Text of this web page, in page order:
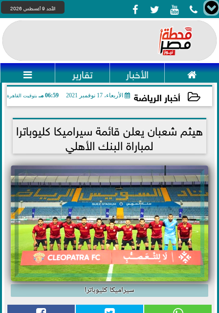
    الأحد 9 أغسطس 2026
 الأخبار تقارير 
أخبار الرياضة الأربعاء، 17 نوفمبر 2021 06:59 مـ بتوقيت القاهرة
2021-11-17 18:59:34
هيثم شعبان يعلن قائمة سيراميكا كليوباترا
لمباراة البنك الأهلي
سيراميكا كليوباترا